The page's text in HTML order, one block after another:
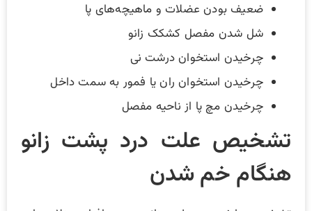
ضعیف بودن عضلات و ماهیچه‌های پا
شل شدن مفصل کشکک زانو
چرخیدن استخوان درشت نی
چرخیدن استخوان ران یا فمور به سمت داخل
چرخیدن مچ پا از ناحیه مفصل
تشخیص علت درد پشت زانو
هنگام خم شدن